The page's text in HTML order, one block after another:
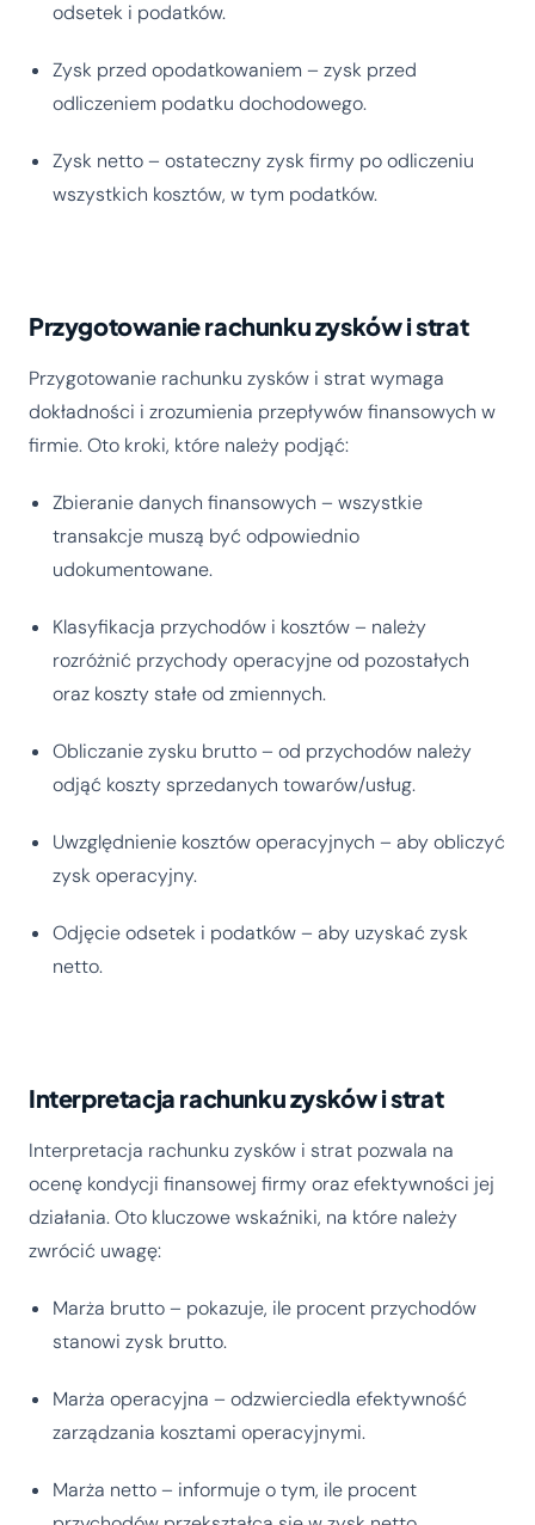
odsetek i podatków.
Zysk przed opodatkowaniem – zysk przed
odliczeniem podatku dochodowego.
Zysk netto – ostateczny zysk firmy po odliczeniu
wszystkich kosztów, w tym podatków.
Przygotowanie rachunku zysków i strat
Przygotowanie rachunku zysków i strat wymaga
dokładności i zrozumienia przepływów finansowych w
firmie. Oto kroki, które należy podjąć:
Zbieranie danych finansowych – wszystkie
transakcje muszą być odpowiednio
udokumentowane.
Klasyfikacja przychodów i kosztów – należy
rozróżnić przychody operacyjne od pozostałych
oraz koszty stałe od zmiennych.
Obliczanie zysku brutto – od przychodów należy
odjąć koszty sprzedanych towarów/usług.
Uwzględnienie kosztów operacyjnych – aby obliczyć
zysk operacyjny.
Odjęcie odsetek i podatków – aby uzyskać zysk
netto.
Interpretacja rachunku zysków i strat
Interpretacja rachunku zysków i strat pozwala na
ocenę kondycji finansowej firmy oraz efektywności jej
działania. Oto kluczowe wskaźniki, na które należy
zwrócić uwagę:
Marża brutto – pokazuje, ile procent przychodów
stanowi zysk brutto.
Marża operacyjna – odzwierciedla efektywność
zarządzania kosztami operacyjnymi.
Marża netto – informuje o tym, ile procent